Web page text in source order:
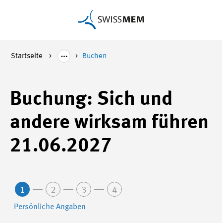
Startseite Buchen
Buchung: Sich und
andere wirksam führen
21.06.2027
1 2 3 4
Persönliche Angaben